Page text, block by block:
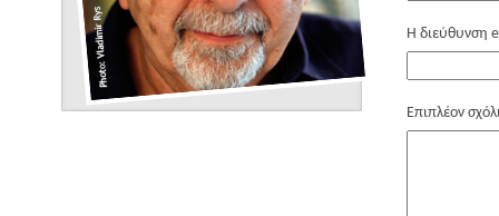
Η διεύθυνση
Επιπλέον